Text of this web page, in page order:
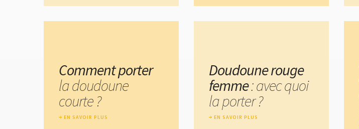
Comment porter
la doudoune
courte ?
EN SAVOIR PLUS
Doudoune rouge
femme: avec quoi
la porter ?
EN SAVOIR PLUS